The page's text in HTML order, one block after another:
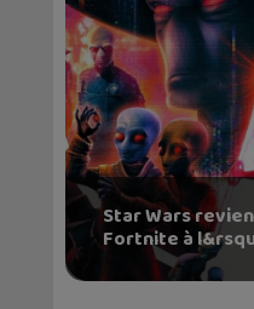
Star Wars
Fortnite à